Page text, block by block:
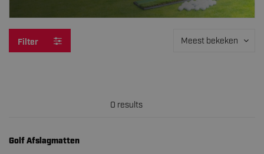
Filter Meest bekeken
0 results
Golf Afslagmatten